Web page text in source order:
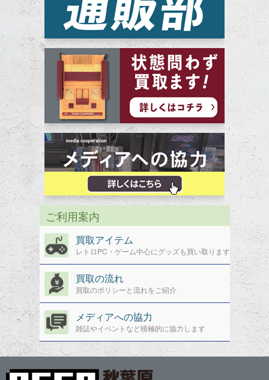
ご利用案内
買取アイテム
レトロPC・ゲーム中心にグッズも買い取ります
買取の流れ
買取のポリシーと流れをご紹介
メディアへの協力
雑誌やイベントなど積極的に協力します